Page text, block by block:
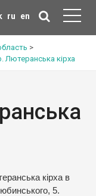
ru en
>
Лютеранська кірха
кірха в
5.